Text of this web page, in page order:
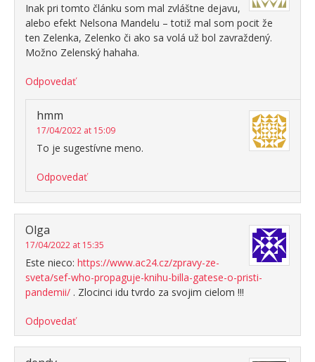
Inak pri tomto článku som mal zvláštne dejavu,
alebo efekt Nelsona Mandelu – totiž mal som pocit že
ten Zelenka, Zelenko či ako sa volá už bol zavraždený.
Možno Zelenský hahaha.
Odpovedať
hmm
17/04/2022 at 15:09
To je sugestívne meno.
Odpovedať
Olga
17/04/2022 at 15:35
Este nieco: https://www.ac24.cz/zpravy-ze-
sveta/sef-who-propaguje-knihu-billa-gatese-o-pristi-
pandemii/ . Zlocinci idu tvrdo za svojim cielom !!!
Odpovedať